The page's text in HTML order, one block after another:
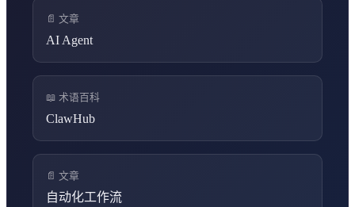
📄 文章
AI Agent
📖 术语百科
ClawHub
📄 文章
自动化工作流